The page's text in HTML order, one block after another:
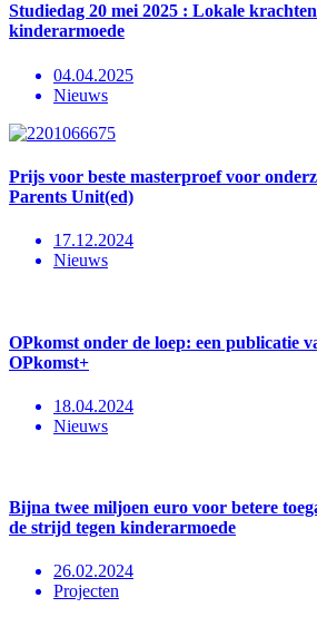
Studiedag 20 mei 2025 : Lokale
kinderarmoede
04.04.2025
Nieuws
Prijs voor beste masterproef voor
Parents Unit(ed)
17.12.2024
Nieuws
OPkomst onder de loep: een publicatie
OPkomst+
18.04.2024
Nieuws
Bijna twee miljoen euro voor betere
de strijd tegen kinderarmoede
26.02.2024
Projecten